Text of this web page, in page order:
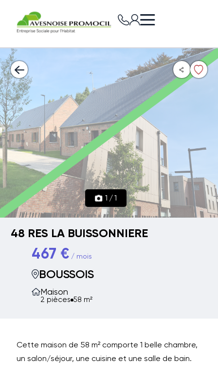
1 /1
48 RES LA BUISSONNIERE
467 €/ mois
BOUSSOIS
Maison
2 pièces 58 m²
Cette maison de 58 m² comporte 1 belle chambre,
un salon/séjour, une cuisine et une salle de bain.